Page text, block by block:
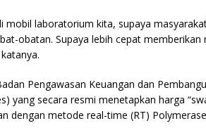
mobil laboratorium kita, supaya
obatan. Supaya lebih cepat
Pengawasan Keuangan dan
yang secara resmi menetapkan harga
dengan metode real-time (RT)